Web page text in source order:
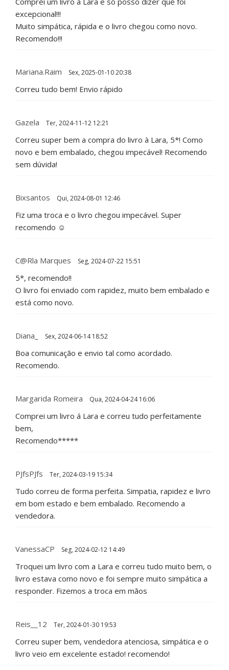
excepcional!!!
Muito simpática, rápida e o livro chegou como novo.
Recomendo!!!
Mariana.raim Sex, 2025-01-10 20:38
Correu tudo bem! Envio rápido
Gazela Ter, 2024-11-12 12:21
Correu super bem a compra do livro à Lara, 5*! Como
novo e bem embalado, chegou impecável! Recomendo
sem dúvida!
Bixsantos Qui, 2024-08-01 12:46
Fiz uma troca e o livro chegou impecável. Super
recomendo ☺️
C@rla Marques Seg, 2024-07-22 15:51
5*, recomendo!!
O livro foi enviado com rapidez, muito bem embalado e
está como novo.
Diana_ Sex, 2024-06-14 18:52
Boa comunicação e envio tal como acordado.
Recomendo.
Margarida Romeira Qua, 2024-04-24 16:06
Comprei um livro á Lara e correu tudo perfeitamente
bem,
Recomendo*****
PJfsPJfs Ter, 2024-03-19 15:34
Tudo correu de forma perfeita. Simpatia, rapidez e livro
em bom estado e bem embalado. Recomendo a
vendedora.
VanessaCP Seg, 2024-02-12 14:49
Troquei um livro com a Lara e correu tudo muito bem, o
livro estava como novo e foi sempre muito simpática a
responder. Fizemos a troca em mãos
Reis__12 Ter, 2024-01-30 19:53
Correu super bem, vendedora atenciosa, simpática e o
livro veio em excelente estado! recomendo!